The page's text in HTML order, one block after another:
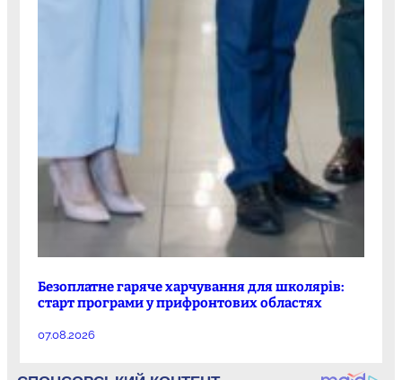
Безоплатне гаряче харчування для школярів:
старт програми у прифронтових областях
07.08.2026